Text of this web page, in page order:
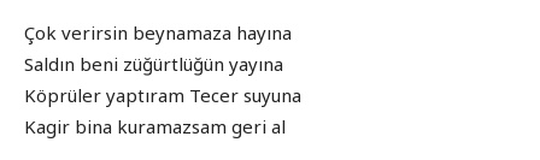
Çok verirsin beynamaza hayına
Saldın beni züğürtlüğün yayına
Köprüler yaptıram Tecer suyuna
Kagir bina kuramazsam geri al